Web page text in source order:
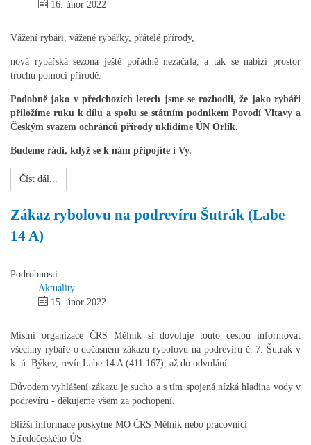
16. únor 2022
Vážení rybáři, vážené rybářky, přátelé přírody,
nová rybářská sezóna ještě pořádně nezačala, a tak se nabízí prostor
trochu pomoci přírodě.
Podobně jako v předchozích letech jsme se rozhodli, že jako rybáři
přiložíme ruku k dílu a spolu se státním podnikem Povodí Vltavy a
Českým svazem ochránců přírody uklidíme ÚN Orlík.
Budeme rádi, když se k nám připojíte i Vy.
Číst dál...
Zákaz rybolovu na podrevíru Šutrák (Labe
14 A)
Podrobnosti
Aktuality
15. únor 2022
Místní organizace ČRS Mělník si dovoluje touto cestou informovat
všechny rybáře o dočasném zákazu rybolovu na podrevíru č. 7. Šutrák v
k. ú. Býkev, revír Labe 14 A (411 167), až do odvolání.
Důvodem vyhlášení zákazu je sucho a s tím spojená nízká hladina vody v
podrevíru - děkujeme všem za pochopení.
Bližší informace poskytne MO ČRS Mělník nebo pracovníci
Středočeského ÚS.